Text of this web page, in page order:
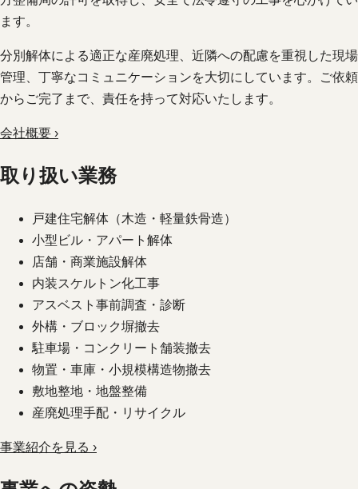
ます。
分別解体による適正な産廃処理、近隣への配慮を重視した現場
管理、丁寧なコミュニケーションを大切にしています。ご依頼
からご完了まで、責任を持って対応いたします。
会社概要 ›
取り扱い業務
戸建住宅解体（木造・軽量鉄骨造）
小型ビル・アパート解体
店舗・商業施設解体
内装スケルトン化工事
アスベスト事前調査・診断
外構・ブロック塀撤去
駐車場・コンクリート舗装撤去
物置・車庫・小規模構造物撤去
敷地整地・地盤整備
産廃処理手配・リサイクル
事業紹介を見る ›